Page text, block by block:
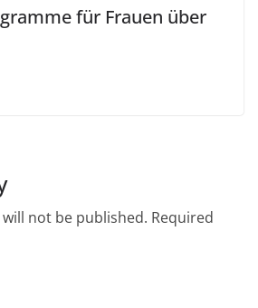
für Frauen über
not be published. Required